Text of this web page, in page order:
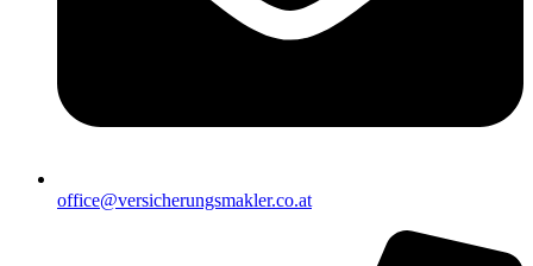
office@versicherungsmakler.co.at